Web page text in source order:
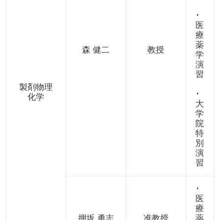
製剤物理
化学
森 健二 教授
･
医
療
薬
学
演
習
･
大
学
院
特
別
演
習
･
医
療